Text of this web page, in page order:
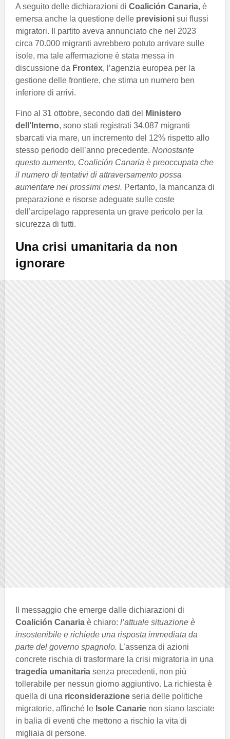
A seguito delle dichiarazioni di Coalición Canaria, è
emersa anche la questione delle previsioni sui flussi
migratori. Il partito aveva annunciato che nel 2023
circa 70.000 migranti avrebbero potuto arrivare sulle
isole, ma tale affermazione è stata messa in
discussione da Frontex, l’agenzia europea per la
gestione delle frontiere, che stima un numero ben
inferiore di arrivi.
Fino al 31 ottobre, secondo dati del
Ministero
dell’Interno, sono stati registrati 34.087 migranti
sbarcati via mare, un incremento del 12% rispetto allo
stesso periodo dell’anno precedente. Nonostante
questo aumento, Coalición Canaria è preoccupata che
il numero di tentativi di attraversamento possa
aumentare nei prossimi mesi. Pertanto, la mancanza di
preparazione e risorse adeguate sulle coste
dell’arcipelago rappresenta un grave pericolo per la
sicurezza di tutti.
Una crisi umanitaria da non
ignorare
Il messaggio che emerge dalle dichiarazioni di
Coalición Canaria è chiaro: l’attuale situazione è
insostenibile e richiede una risposta immediata da
parte del governo spagnolo. L’assenza di azioni
concrete rischia di trasformare la crisi migratoria in una
tragedia umanitaria senza precedenti, non più
tollerabile per nessun giorno aggiuntivo. La richiesta è
quella di una riconsiderazione seria delle politiche
migratorie, affinché le Isole Canarie non siano lasciate
in balia di eventi che mettono a rischio la vita di
migliaia di persone.